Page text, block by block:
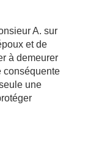
A. sur
et de
à demeurer
conséquente
une